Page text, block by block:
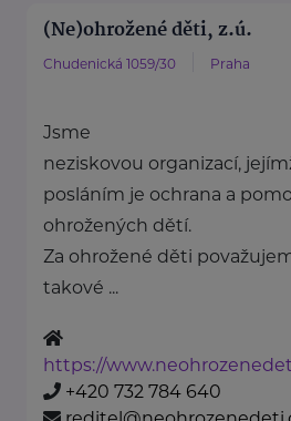
(Ne)ohrožené děti, z.ú.
Chudenická 1059/30 Praha
Jsme
neziskovou organizací,
posláním je ochrana a
ohrožených dětí.
Za ohrožené děti
takové ...
https://
+420 732 784 640